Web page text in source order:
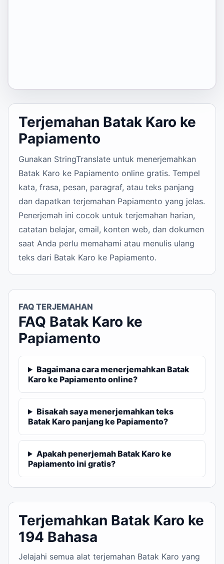
Terjemahan Batak Karo ke
Papiamento
Gunakan StringTranslate untuk menerjemahkan
Batak Karo ke Papiamento online gratis. Tempel
kata, frasa, pesan, paragraf, atau teks panjang
dan dapatkan terjemahan Papiamento yang jelas.
Penerjemah ini cocok untuk terjemahan harian,
catatan belajar, email, konten web, dan dokumen
saat Anda perlu memahami atau menulis ulang
teks dari Batak Karo ke Papiamento.
FAQ TERJEMAHAN
FAQ Batak Karo ke
Papiamento
Bagaimana cara menerjemahkan Batak
Karo ke Papiamento online?
Bisakah saya menerjemahkan teks
Batak Karo panjang ke Papiamento?
Apakah penerjemah Batak Karo ke
Papiamento ini gratis?
Terjemahkan Batak Karo ke
194 Bahasa
Jelajahi semua alat terjemahan Batak Karo yang